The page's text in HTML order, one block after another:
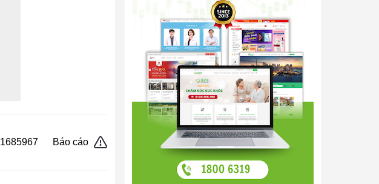
1685967 Báo cáo